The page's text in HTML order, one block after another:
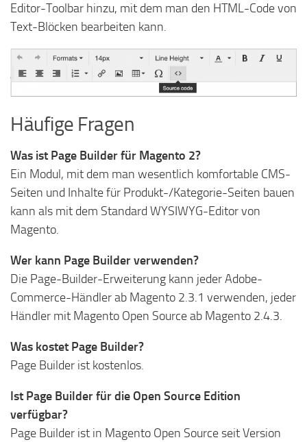
Editor-Toolbar hinzu, mit dem man den HTML-Code von
Text-Blöcken bearbeiten kann.
Häufige Fragen
Was ist Page Builder für Magento 2?
Ein Modul, mit dem man wesentlich komfortable CMS-
Seiten und Inhalte für Produkt-/Kategorie-Seiten bauen
kann als mit dem Standard WYSIWYG-Editor von
Magento.
Wer kann Page Builder verwenden?
Die Page-Builder-Erweiterung kann jeder Adobe-
Commerce-Händler ab Magento 2.3.1 verwenden, jeder
Händler mit Magento Open Source ab Magento 2.4.3.
Was kostet Page Builder?
Page Builder ist kostenlos.
Ist Page Builder für die Open Source Edition
verfügbar?
Page Builder ist in Magento Open Source seit Version